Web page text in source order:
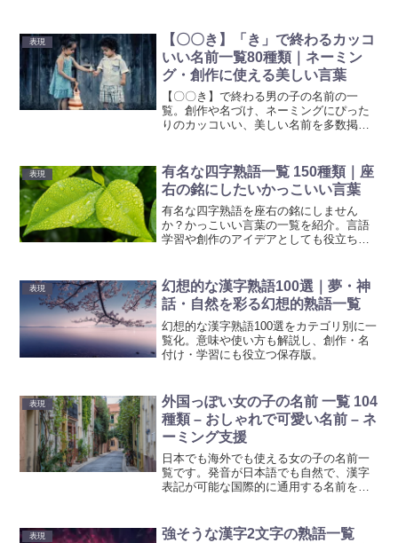
の言葉は、日々のインスピレーションと
励ましを提供し、あなたの心にポジティ
ブな影響を与えます。
表現
【〇〇き】「き」で終わるカッコ
いい名前一覧80種類｜ネーミン
グ・創作に使える美しい言葉
【〇〇き】で終わる男の子の名前の一
覧。創作や名づけ、ネーミングにぴった
りのカッコいい、美しい名前を多数掲
表現
有名な四字熟語一覧 150種類｜座
右の銘にしたいかっこいい言葉
有名な四字熟語を座右の銘にしません
か？かっこいい言葉の一覧を紹介。言語
学習や創作のアイデアとしても役立ちま
表現
幻想的な漢字熟語100選｜夢・神
話・自然を彩る幻想的熟語一覧
幻想的な漢字熟語100選をカテゴリ別に一
覧化。意味や使い方も解説し、創作・名
付け・学習にも役立つ保存版。
表現
外国っぽい女の子の名前 一覧 104
種類 – おしゃれで可愛い名前 – ネ
ーミング支援
日本でも海外でも使える女の子の名前一
覧です。発音が日本語でも自然で、漢字
表記が可能な国際的に通用する名前を厳
表現
強そうな漢字2文字の熟語一覧